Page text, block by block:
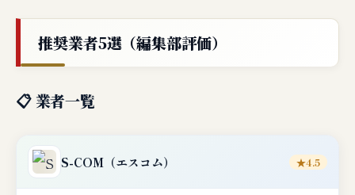
推奨業者5選（編集部評価）
📋 業者一覧
S-COM （エスコム） ★4.5